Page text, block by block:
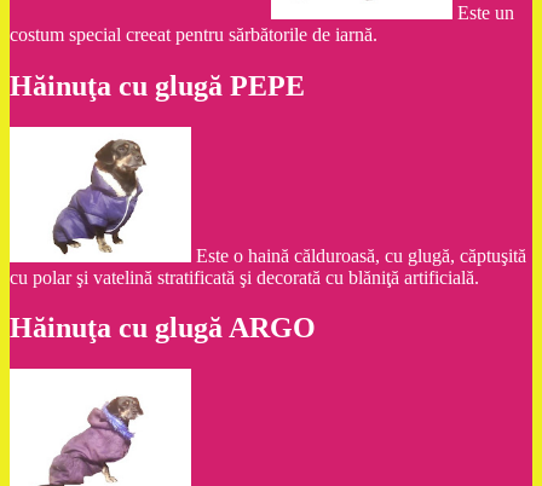
Este un
costum special creeat pentru sărbătorile de iarnă.
Hăinuţa cu glugă PEPE
Este o haină călduroasă, cu glugă, căptuşită
cu polar şi vatelină stratificată şi decorată cu blăniţă artificială.
Hăinuţa cu glugă ARGO